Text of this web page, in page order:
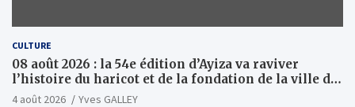
CULTURE
08 août 2026 : la 54e édition d’Ayiza va raviver
l’histoire du haricot et de la fondation de la ville de
Tsévié
4 août 2026 Yves GALLEY